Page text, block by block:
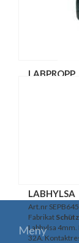
LABPROPP
4 mm
Svart/röd.
Temp.område
LABHYLSA
Art.nr
Fabrikat
Labhylsa
32A.
Meny